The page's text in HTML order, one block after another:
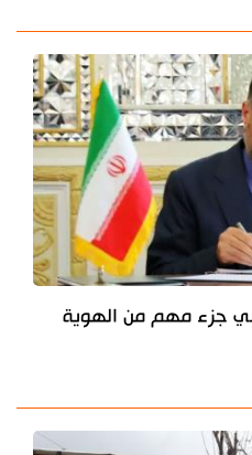
جزء مهم من الهوية